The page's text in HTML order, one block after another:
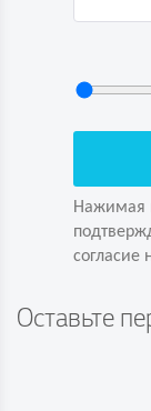
Нажимая
согласие
Оставьте
Нажимая
согласие
Задайте